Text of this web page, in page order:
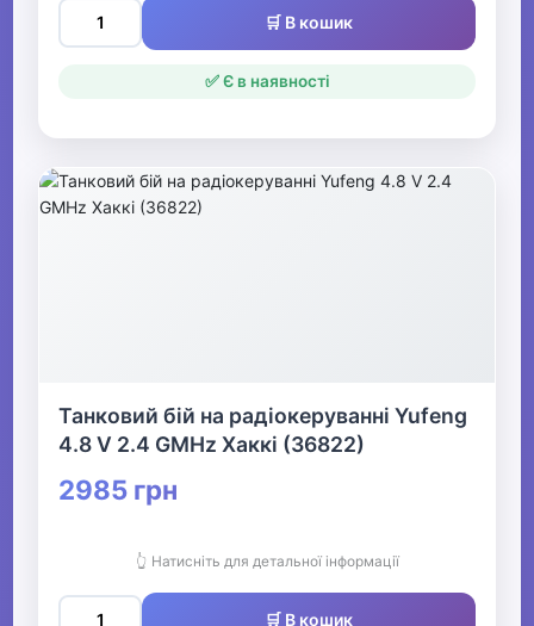
🛒 В кошик
✅ Є в наявності
Танковий бій на радіокеруванні Yufeng
4.8 V 2.4 GMHz Хаккі (36822)
2985 грн
👆 Натисніть для детальної інформації
🛒 В кошик